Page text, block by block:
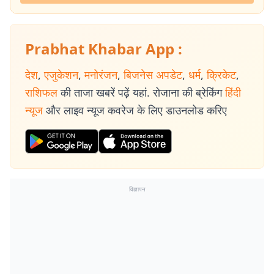
Prabhat Khabar App :
देश, एजुकेशन, मनोरंजन, बिजनेस अपडेट, धर्म, क्रिकेट,
राशिफल की ताजा खबरें पढ़ें यहां. रोजाना की ब्रेकिंग हिंदी
न्यूज और लाइव न्यूज कवरेज के लिए डाउनलोड करिए
विज्ञापन